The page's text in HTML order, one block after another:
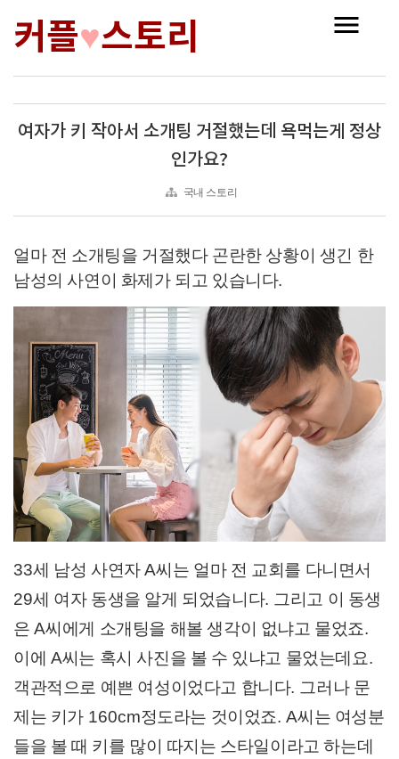
커플♥스토리
여자가 키 작아서 소개팅 거절했는데 욕먹는게 정상
인가요?
국내 스토리
얼마 전 소개팅을 거절했다 곤란한 상황이 생긴 한
남성의 사연이 화제가 되고 있습니다.
33세 남성 사연자A씨는 얼마 전 교회를 다니면서
29세 여자 동생을 알게 되었습니다. 그리고 이 동생
은A씨에게 소개팅을 해볼 생각이 없냐고 물었죠.
이에 A씨는 혹시 사진을 볼 수 있냐고 물었는데요.
객관적으로 예쁜 여성이었다고 합니다. 그러나 문
제는 키가 160cm정도라는 것이었죠. A씨는 여성분
들을 볼 때 키를 많이 따지는 스타일이라고 하는데